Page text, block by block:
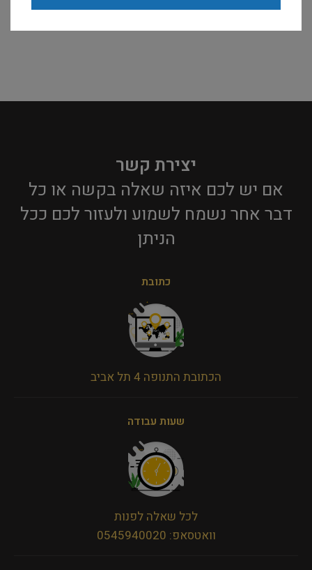
יצירת קשר
אם יש לכם איזה שאלה בקשה או כל
דבר אחר נשמח לשמוע ולעזור לכם ככל
הניתן​
כתובת
הכתובת התנופה 4 תל אביב
שעות עבודה
לכל שאלה לפנות
וואטסאפ: 0545940020